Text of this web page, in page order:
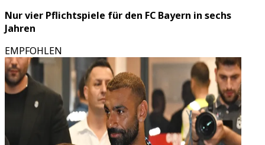
Nur vier Pflichtspiele für den FC Bayern in sechs
Jahren
EMPFOHLEN